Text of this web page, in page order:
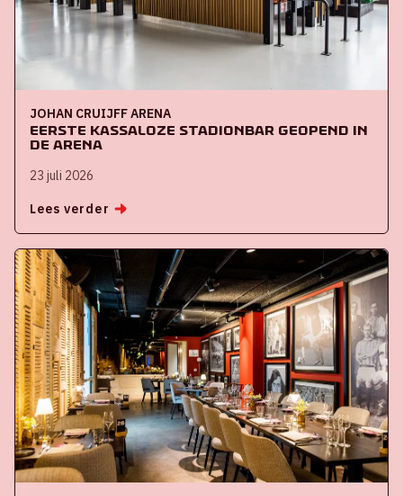
JOHAN CRUIJFF ARENA
Eerste kassaloze stadionbar geopend in
de ArenA
23 juli 2026
Lees verder